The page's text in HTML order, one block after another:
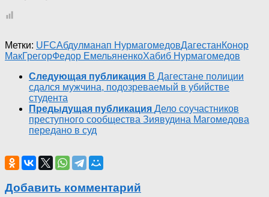
Метки: UFCАбдулманап НурмагомедовДагестанКонор
МакГрегорФедор ЕмельяненкоХабиб Нурмагомедов
Следующая публикация В Дагестане полиции
сдался мужчина, подозреваемый в убийстве
студента
Предыдущая публикация Дело соучастников
преступного сообщества Зиявудина Магомедова
передано в суд
Добавить комментарий